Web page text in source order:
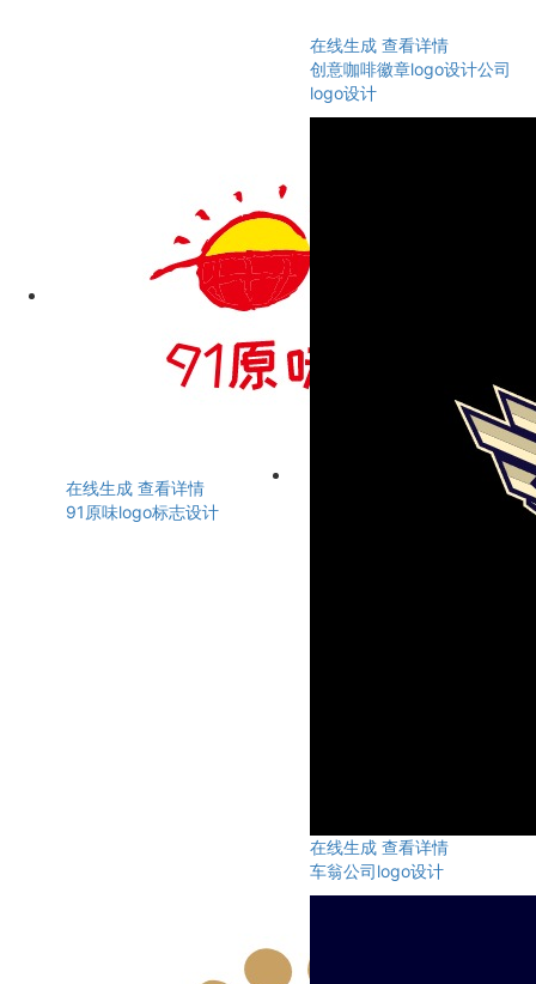
在线生成 查看详情
创意咖啡徽章logo设计公司
logo设计
在线生成 查看详情
91原味logo标志设计
在线生成 查看详情
车翁公司logo设计